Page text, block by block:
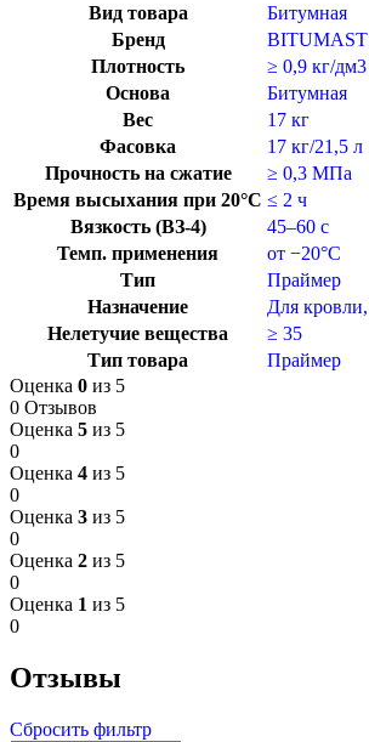
Вид товара
Битумная
Бренд
BITUMAST
Плотность
≥ 0,9 кг/дм3
Основа
Битумная
Вес
17 кг
Фасовка
17 кг/21,5 л
Прочность на сжатие
≥ 0,3 МПа
Время высыхания при 20°C ≤ 2 ч
Вязкость (ВЗ-4)
45–60 с
Темп. применения
от −20°C
Тип
Праймер
Назначение
Для кровли,
Нелетучие вещества
≥ 35
Тип товара
Праймер
Оценка 0 из 5
0 Отзывов
Оценка 5 из 5
0
Оценка 4 из 5
0
Оценка 3 из 5
0
Оценка 2 из 5
0
Оценка 1 из 5
0
Отзывы
Сбросить фильтр